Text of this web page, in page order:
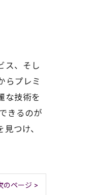
ス、そし
らプレミ
な技術を
きるのが
つけ、
のページ >